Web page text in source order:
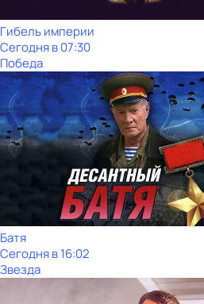
Гибель империи
Сегодня в 07:30
Победа
Батя
Сегодня в 16:02
Звезда